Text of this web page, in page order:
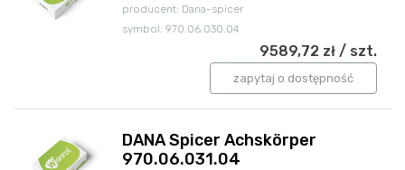
producent: Dana-spicer
symbol: 970.06.030.04
9589,72 zł / szt.
zapytaj o dostępność
DANA Spicer Achskörper
970.06.031.04